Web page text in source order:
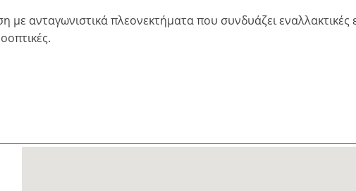
με ανταγωνιστικά πλεονεκτήματα που συνδυάζει εναλλακτικές